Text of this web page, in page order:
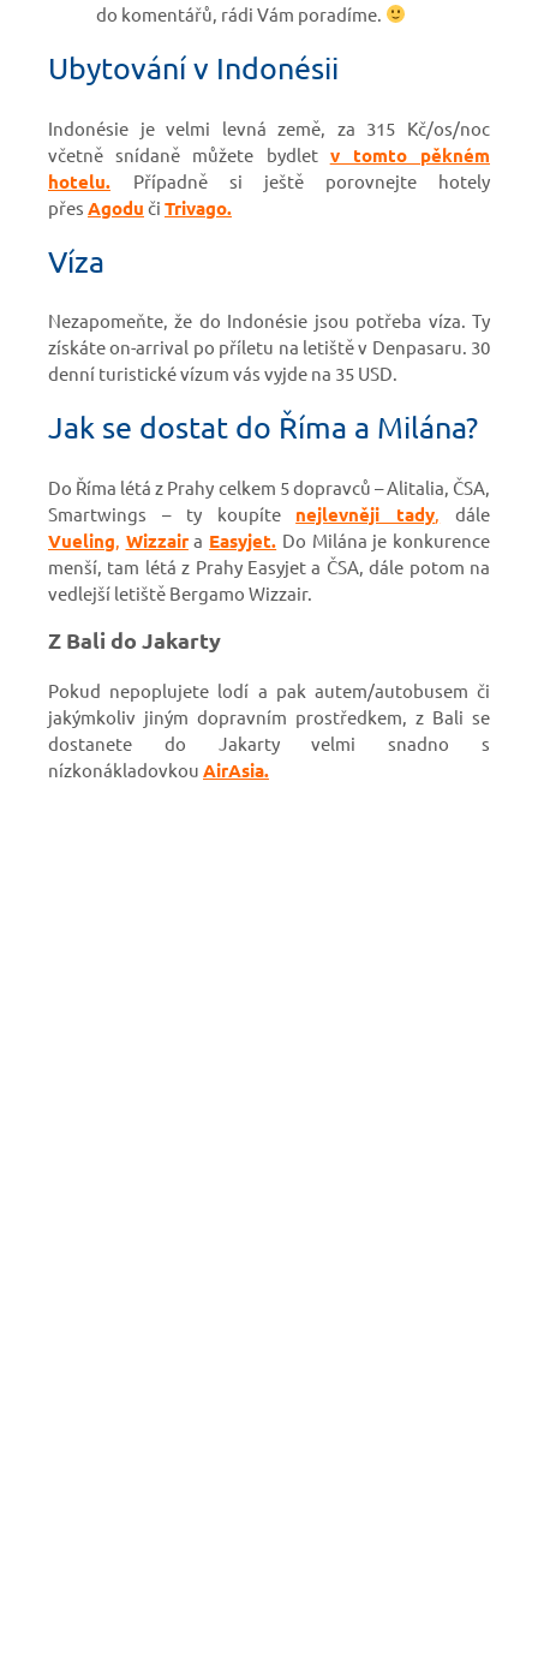
do komentářů, rádi Vám poradíme.
Ubytování v Indonésii
Indonésie je velmi levná země, za 315 Kč/os/noc
včetně snídaně můžete bydlet v tomto pěkném
hotelu.
Případně si ještě porovnejte hotely
přes Agodu či Trivago.
Víza
Nezapomeňte, že do Indonésie jsou potřeba víza. Ty
získáte on-arrival po příletu na letiště v Denpasaru. 30
denní turistické vízum vás vyjde na 35 USD.
Jak se dostat do Říma a Milána?
Do Říma létá z Prahy celkem 5 dopravců – Alitalia, ČSA,
Smartwings – ty koupíte nejlevněji tady, dále
Vueling, Wizzaira Easyjet. Do Milána je konkurence
menší, tam létá z Prahy Easyjet a ČSA, dále potom na
vedlejší letiště Bergamo Wizzair.
Z Bali do Jakarty
Pokud nepoplujete lodí a pak autem/autobusem či
jakýmkoliv jiným dopravním prostředkem, z Bali se
dostanete do Jakarty velmi snadno s
nízkonákladovkou AirAsia.